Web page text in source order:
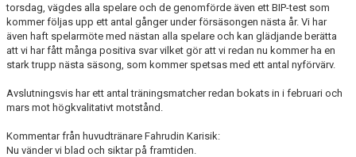
torsdag, vägdes alla spelare och de genomförde även ett BIP-test som
kommer följas upp ett antal gånger under försäsongen nästa år. Vi har
även haft spelarmöte med nästan alla spelare och kan glädjande berätta
att vi har fått många positiva svar vilket gör att vi redan nu kommer ha en
stark trupp nästa säsong, som kommer spetsas med ett antal nyförvärv.
Avslutningsvis har ett antal träningsmatcher redan bokats in i februari och
mars mot högkvalitativt motstånd.
Kommentar från huvudtränare Fahrudin Karisik:
Nu vänder vi blad och siktar på framtiden.